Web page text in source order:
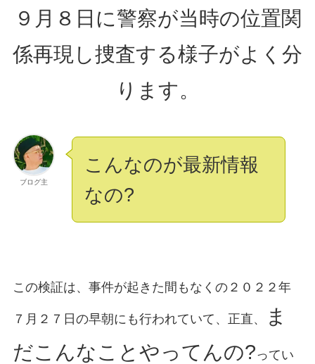
９月８日に警察が当時の位置関
係再現し捜査する様子がよく分
ります。
ブログ主
こんなのが最新情報
なの?
この検証は、事件が起きた間もなくの２０２２年
７月２７日の早朝にも行われていて、正直、
ま
だこんなことやってんの?ってい